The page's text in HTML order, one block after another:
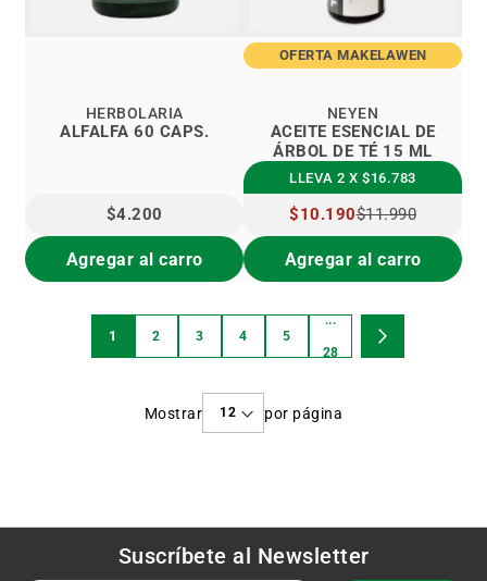
ALFALFA 60 CAPS.
HERBOLARIA
$4.200
Agregar al carro
OFERTA MAKELAWEN
ACEITE ESENCIAL DE
ÁRBOL DE TÉ 15 ML
NEYEN
LLEVA 2 X $16.783
PRECIO
ESPECIAL
$10.190$11.990
Agregar al carro
1
2
3
4
Página
5
Página
...
28
Mostrar por página
Suscríbete al Newsletter